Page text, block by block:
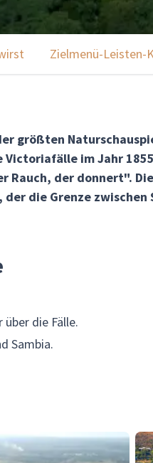
Zielmenü-Leisten-
größten
Victoriafälle im Jahr
Rauch, der donnert".
die Grenze
die Fälle.
Sambia.